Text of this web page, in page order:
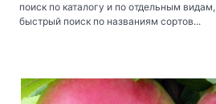
поиск по каталогу и по отдельным видам,
быстрый поиск по названиям сортов...